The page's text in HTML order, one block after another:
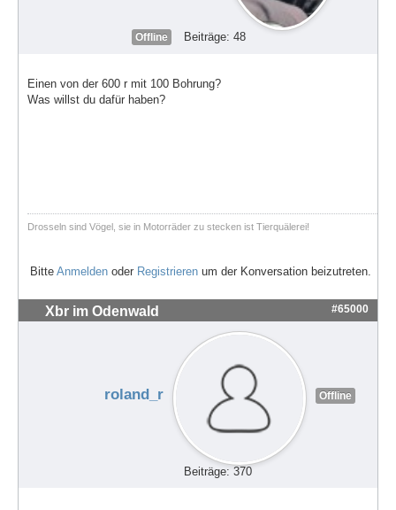
Offline Beiträge: 48
Einen von der 600 r mit 100 Bohrung?
Was willst du dafür haben?
Drosseln sind Vögel, sie in Motorräder zu stecken ist Tierquälerei!
Bitte Anmelden oder Registrieren um der Konversation beizutreten.
Xbr im Odenwald #65000
roland_r Offline
Beiträge: 370